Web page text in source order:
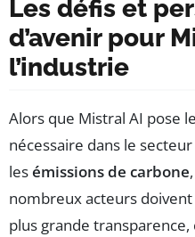
Les défis et
d’avenir pour
l’industrie
Alors que Mistral AI pose
nécessaire dans le
lesémissions de carbone
nombreux acteurs doivent
plus grande